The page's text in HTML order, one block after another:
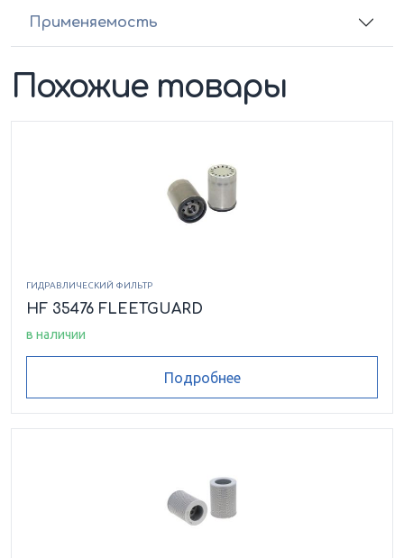
Применяемость
Похожие товары
ГИДРАВЛИЧЕСКИЙ ФИЛЬТР
HF 35476 FLEETGUARD
в наличии
Подробнее